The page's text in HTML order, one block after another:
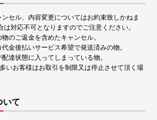
ンセル、内容変更についてはお約束致しかねま
は対応不可となりますのでご注意ください。
のご返金を含めたキャンセル。
代金後払いサービス希望で発送済みの物。
達状態に入ってしまっている物。
いお客様はお取引を制限又は停止させて頂く場
いて